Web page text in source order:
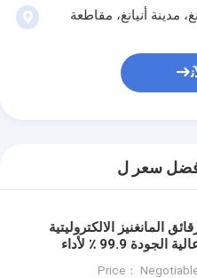
مدينة أنيانغ، مقاطعة
سعر ل
المانغنيز الالكتروليتية
عالية الجودة 99.9 ٪ لأداء
Price：